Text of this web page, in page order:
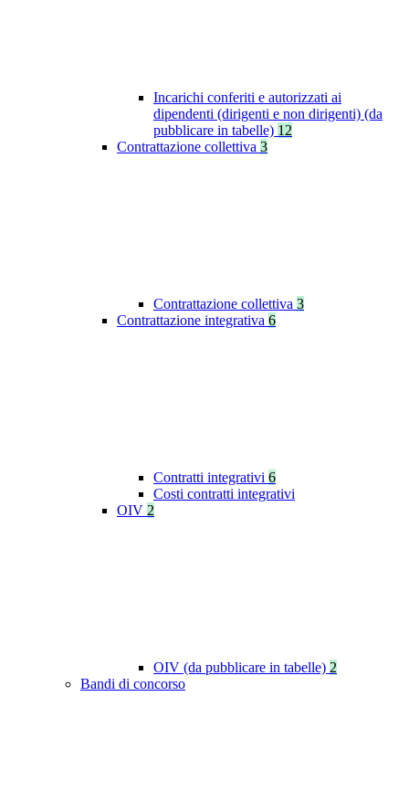
Incarichi conferiti e autorizzati ai
dipendenti (dirigenti e non dirigenti) (da
pubblicare in tabelle) 12
Contrattazione collettiva 3
Contrattazione collettiva 3
Contrattazione integrativa 6
Contratti integrativi 6
Costi contratti integrativi
OIV 2
OIV (da pubblicare in tabelle) 2
Bandi di concorso